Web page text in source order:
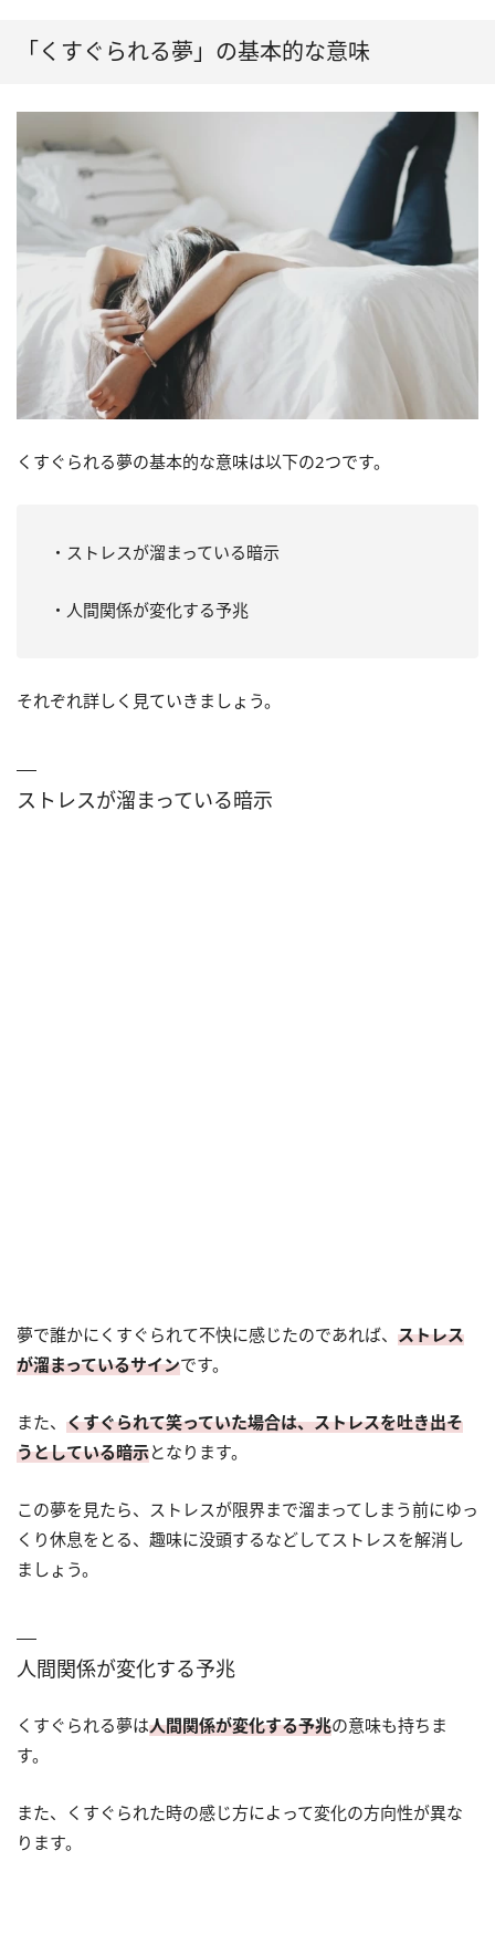
「くすぐられる夢」の基本的な意味
くすぐられる夢の基本的な意味は以下の2つです。
・ストレスが溜まっている暗示
・人間関係が変化する予兆
それぞれ詳しく見ていきましょう。
ストレスが溜まっている暗示
夢で誰かにくすぐられて不快に感じたのであれば、 ストレス
が溜まっているサインです。
また、 くすぐられて笑っていた場合は、ストレスを吐き出そ
うとしている暗示となります。
この夢を見たら、ストレスが限界まで溜まってしまう前にゆっ
くり休息をとる、趣味に没頭するなどしてストレスを解消し
ましょう。
人間関係が変化する予兆
くすぐられる夢は人間関係が変化する予兆の意味も持ちま
す。
また、くすぐられた時の感じ方によって変化の方向性が異な
ります。